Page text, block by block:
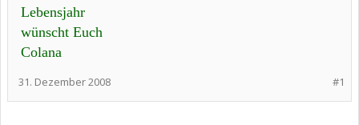
Lebensjahr
wünscht Euch
Colana
#1
31. Dezember 2008